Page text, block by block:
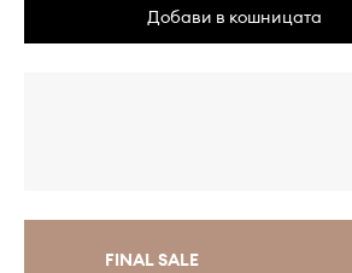
Добави в кошницата
FINAL SALE